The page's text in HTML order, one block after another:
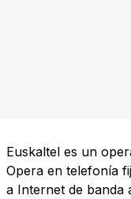
Euskaltel es un
Opera en telefonía
a Internet de banda